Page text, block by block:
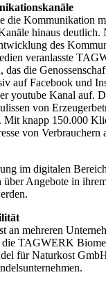
die Kommunikation
hinaus
des
veranlasste
das die
auf Facebook und
youtube Kanal auf.
von
knapp 150.000
von Verbrauchern
im digitalen
über Angebote in
mehreren
die TAGWERK
für Naturkost